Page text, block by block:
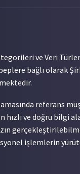
ve Veri
bağlı
referans
hızlı ve doğru bilgi
işlemlerin